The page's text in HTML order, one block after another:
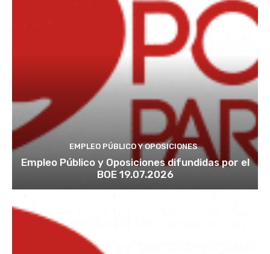
EMPLEO PÚBLICO Y OPOSICIONES
Empleo Público y Oposiciones difundidas por el
BOE 19.07.2026